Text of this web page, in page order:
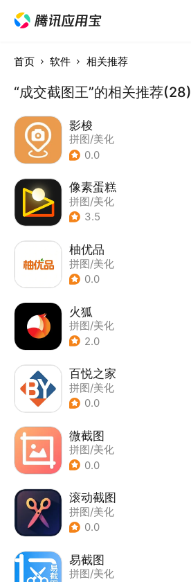
首页 软件 相关推荐
“成交截图王”的相关推荐(28)
影梭
拼图/美化
0.0
像素蛋糕
拼图/美化
3.5
柚优品
拼图/美化
0.0
火狐
拼图/美化
2.0
百悦之家
拼图/美化
0.0
微截图
拼图/美化
0.0
滚动截图
拼图/美化
0.0
易截图
拼图/美化